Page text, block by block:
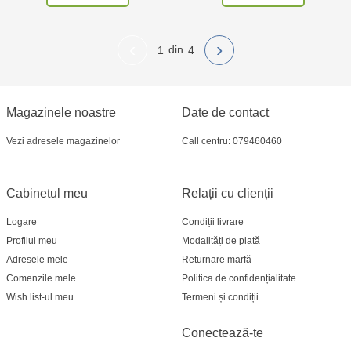
1 4 ›
Magazinele noastre
Vezi adresele magazinelor
Relații cu clienții
Condiții livrare
Modalități de plată
Returnare marfă
Politica de confidențialitate
Termeni și condiții
Cabinetul meu
Logare
Profilul meu
Adresele mele
Comenzile mele
Wish list-ul meu
Date de contact
Call centru: 079460460
Conectează-te